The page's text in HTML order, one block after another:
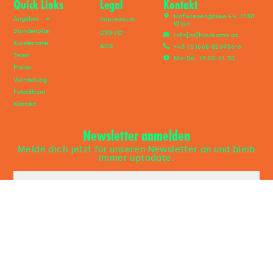
Quick Links
Angebot
Stundenplan
Kurstermine
Team
Preise
Vermietung
Fotoalbum
Kontakt
Legal
Impressum
DSGVO
AGB
Kontakt
Hofwiesengasse 44, 1130
Wien
info[at]hiporama.at
+43 (0)668 826936-6
Mo-Do: 15.00-21.30
Newsletter anmelden
Melde dich jetzt für unseren Newsletter an und bleib
immer uptodate.